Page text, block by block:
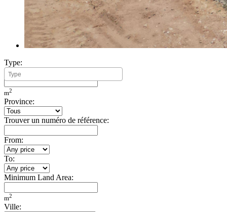
Type:
Minimum Build Area:
m2
Province:
Trouver un numéro de référence:
From:
To:
Minimum Land Area:
m2
Ville: